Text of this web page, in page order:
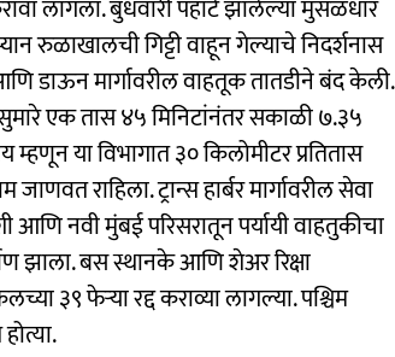
लागला. बुधवारी पहाटे झालेल्या मुसळधार
रुळाखालची गिट्टी वाहून गेल्याचे निदर्शनास
डाऊन मार्गावरील वाहतूक तातडीने बंद केली.
एक तास ४५ मिनिटांनंतर सकाळी ७.३५
या विभागात ३० किलोमीटर प्रतितास
राहिला. ट्रान्स हार्बर मार्गावरील सेवा
नवी मुंबई परिसरातून पर्यायी वाहतुकीचा
झाला. बस स्थानके आणि शेअर रिक्षा
३९ फेऱ्या रद्द कराव्या लागल्या. पश्चिम